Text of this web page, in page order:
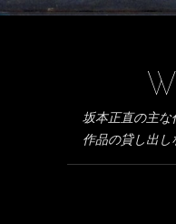
坂本正直の主な
作品の貸し出し